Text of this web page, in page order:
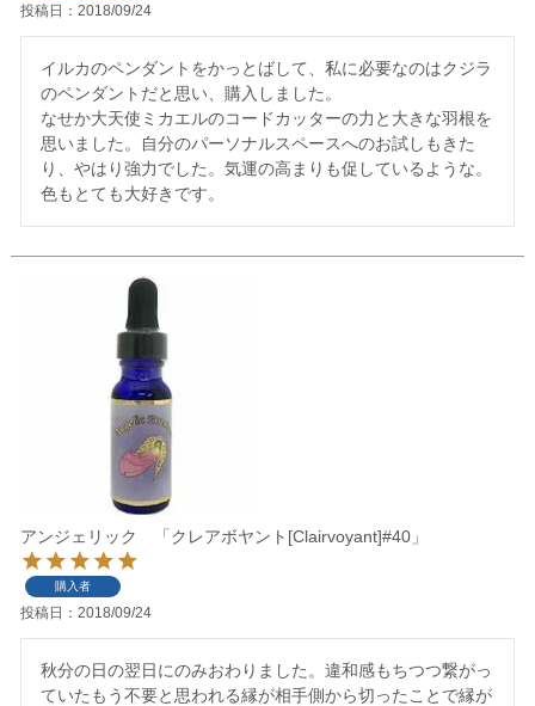
投稿日 2018/09/24
イルカのペンダントをかっとばして、私に必要なのはクジラ
のペンダントだと思い、購入しました。
なせか大天使ミカエルのコードカッターの力と大きな羽根を
思いました。自分のパーソナルスペースへのお試しもきた
り、やはり強力でした。気運の高まりも促しているような。
色もとても大好きです。
アンジェリック 「クレアボヤント[Clairvoyant]#40」
購入者
投稿日 2018/09/24
秋分の日の翌日にのみおわりました。違和感もちつつ繋がっ
ていたもう不要と思われる縁が相手側から切ったことで縁が